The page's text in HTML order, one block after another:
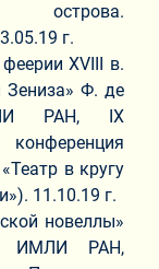
острова.
г.
XVIII в.
Зениза» Ф. де
РАН, IХ
в кругу
11.10.19 г.
новеллы»
ИМЛИ РАН,